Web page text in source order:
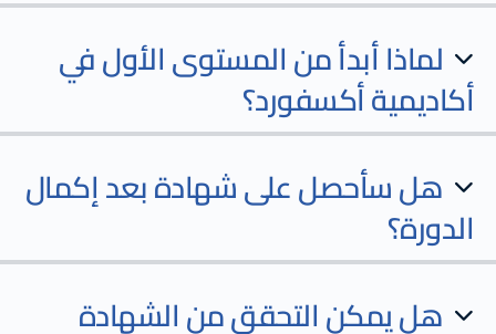
لماذا أبدأ من المستوى الأول في
أكاديمية أكسفورد؟
هل سأحصل على شهادة بعد إكمال
الدورة؟
هل يمكن التحقق من الشهادة